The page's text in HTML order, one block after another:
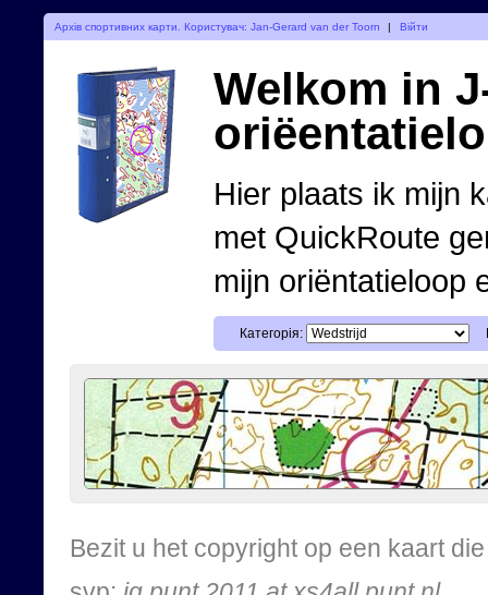
Архів спортивних карти. Користувач: Jan-Gerard van der Toorn | Війти
Welkom in
Hier plaats ik mijn
met QuickRoute
mijn oriëntatieloop
Категорія:
Bezit u het copyright op een kaart